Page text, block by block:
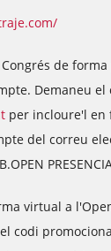
de
Demaneu
per incloure'l en
del correu
virtual a
codi